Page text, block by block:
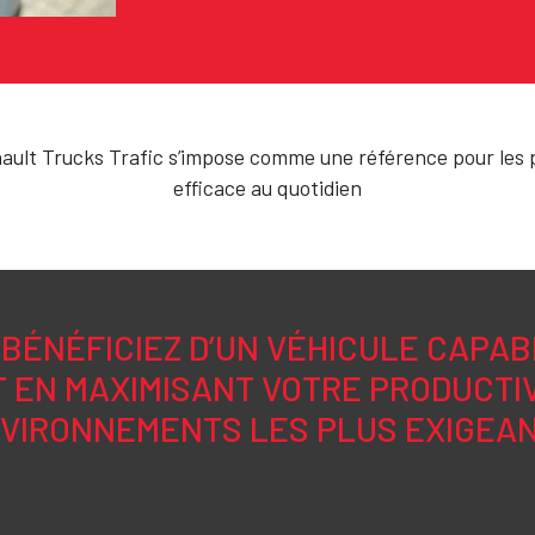
Trucks Trafic s’impose comme une référence pour
efficace au quotidien
D’UN VÉHICULE
MAXIMISANT VOTRE
LES PLUS